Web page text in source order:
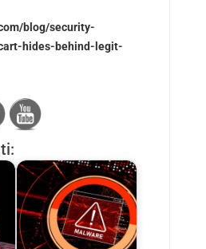
blog/security-
hides-behind-legit-